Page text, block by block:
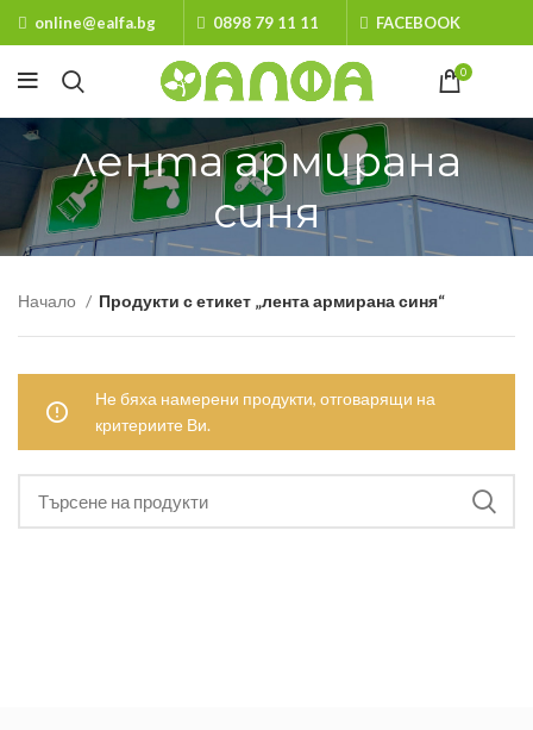
online@ealfa.bg 0898 79 11 11 FACEBOOK
0
лента армирана
синя
Начало Продукти с етикет „лента армирана синя“
Не бяха намерени продукти, отговарящи на
критериите Ви.